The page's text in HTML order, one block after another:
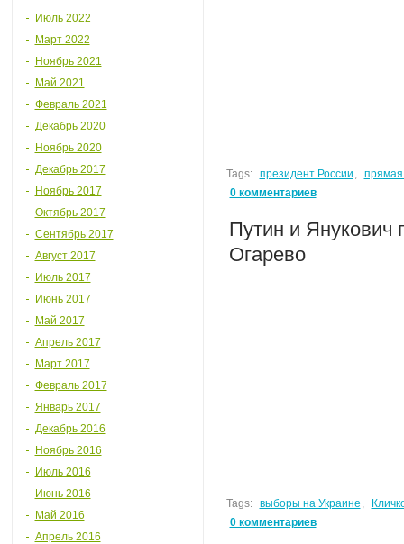
Июль 2022
Март 2022
Ноябрь 2021
Май 2021
Февраль 2021
Декабрь 2020
Ноябрь 2020
Декабрь 2017
Ноябрь 2017
Октябрь 2017
Сентябрь 2017
Август 2017
Июль 2017
Июнь 2017
Май 2017
Апрель 2017
Март 2017
Февраль 2017
Январь 2017
Декабрь 2016
Ноябрь 2016
Июль 2016
Июнь 2016
Май 2016
Апрель 2016
Tags: президент России ,
0 комментариев
Путин и Янукович
Огарево
Tags: выборы на Украине ,
0 комментариев